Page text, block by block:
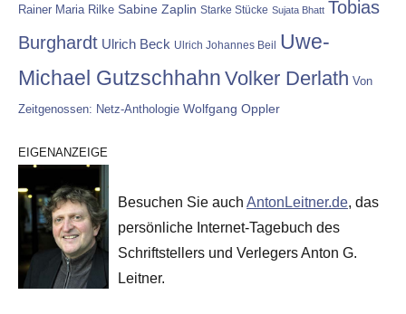
Rainer Maria Rilke Sabine Zaplin Starke Stücke Sujata Bhatt Tobias
Burghardt Ulrich Beck Ulrich Johannes Beil
Uwe-
Michael Gutzschhahn Volker Derlath Von
Zeitgenossen: Netz-Anthologie Wolfgang Oppler
EIGENANZEIGE
Besuchen Sie auch AntonLeitner.de, das
persönliche Internet-Tagebuch des
Schriftstellers und Verlegers Anton G.
Leitner.